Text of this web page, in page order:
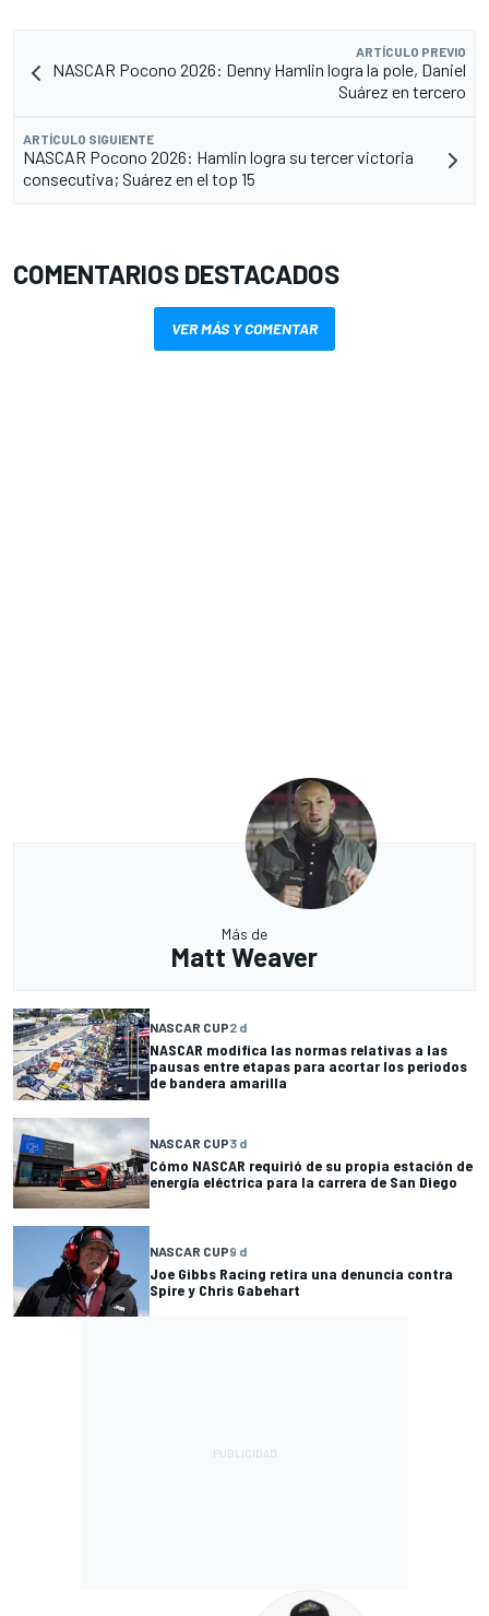
ARTÍCULO PREVIO
NASCAR Pocono 2026: Denny Hamlin logra la pole, Daniel
Suárez en tercero
ARTÍCULO SIGUIENTE
NASCAR Pocono 2026: Hamlin logra su tercer victoria
consecutiva; Suárez en el top 15
COMENTARIOS DESTACADOS
VER MÁS Y COMENTAR
Más de
Matt Weaver
NASCAR CUP2 d
NASCAR modifica las normas relativas a las
pausas entre etapas para acortar los periodos
de bandera amarilla
NASCAR CUP3 d
Cómo NASCAR requirió de su propia estación de
energía eléctrica para la carrera de San Diego
NASCAR CUP9 d
Joe Gibbs Racing retira una denuncia contra
Spire y Chris Gabehart